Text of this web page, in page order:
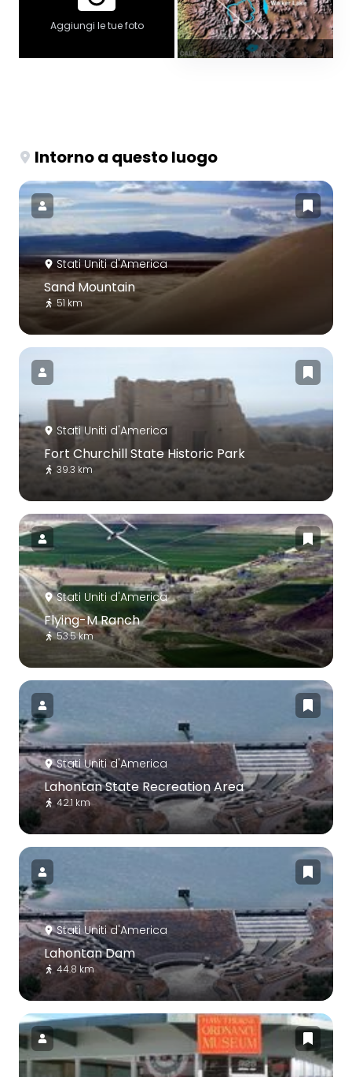
Aggiungi le tue foto
Intorno a questo luogo
Stati Uniti d'America
Sand Mountain
51 km
Stati Uniti d'America
Fort Churchill State Historic Park
39.3 km
Stati Uniti d'America
Flying-M Ranch
53.5 km
Stati Uniti d'America
Lahontan State Recreation Area
42.1 km
Stati Uniti d'America
Lahontan Dam
44.8 km